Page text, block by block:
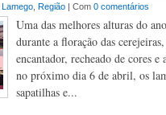
Lamego Região | Com 0 comentários
Uma das melhores alturas do
durante a floração das
encantador, recheado de cores
no próximo dia 6 de abril, os
sapatilhas e...